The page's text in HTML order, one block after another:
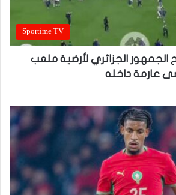
Sportime TV
الجمهور الجزائري لأرضية ملعب
عارمة داخله